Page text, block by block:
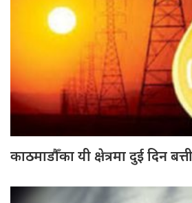
काठमाडौँका यी क्षेत्रमा दुई दिन